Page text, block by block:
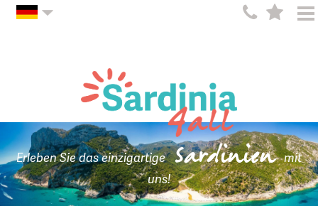
Erleben Sie das einzigartige Sardinien mit
uns!